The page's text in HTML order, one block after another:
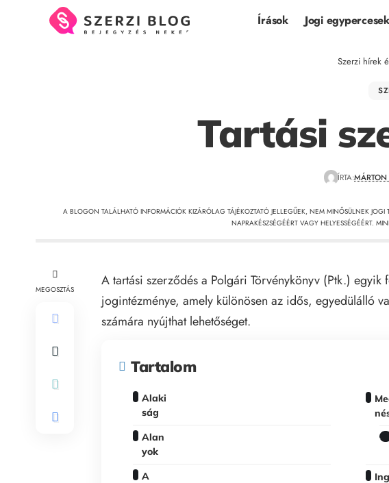
Írások Jogi egypercesek
Szerzi hírek
Tartási
ÍRTA:
A BLOGON TALÁLHATÓ INFORMÁCIÓK KIZÁRÓLAG TÁJÉKOZTATÓ JELLEGŰEK, NEM MINŐSÜLNEK
NAPRAKÉSZSÉGÉÉRT VAGY HELYESSÉGÉÉRT.
MEGOSZTÁS
A tartási szerződés a Polgári Törvénykönyv (Ptk.)
jogintézménye, amely különösen az idős, egyedülálló
számára nyújthat lehetőséget.
Tartalom
Alaki
ság
Alan
yok
A